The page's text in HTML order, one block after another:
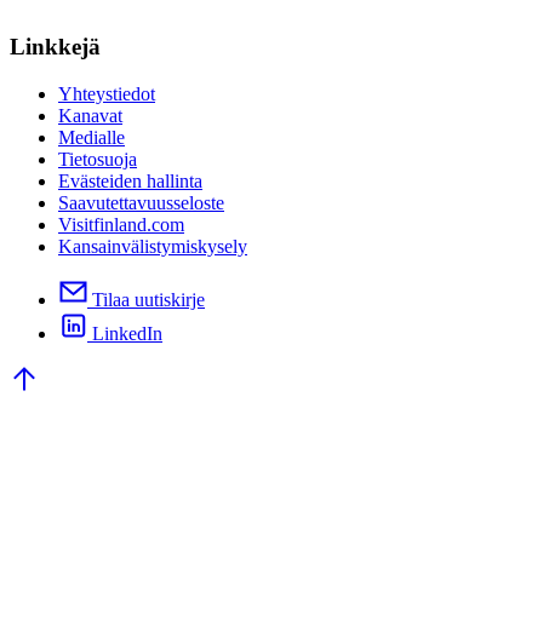
Linkkejä
Yhteystiedot
Kanavat
Medialle
Tietosuoja
Evästeiden hallinta
Saavutettavuusseloste
Visitfinland.com
Kansainvälistymiskysely
Tilaa uutiskirje
LinkedIn